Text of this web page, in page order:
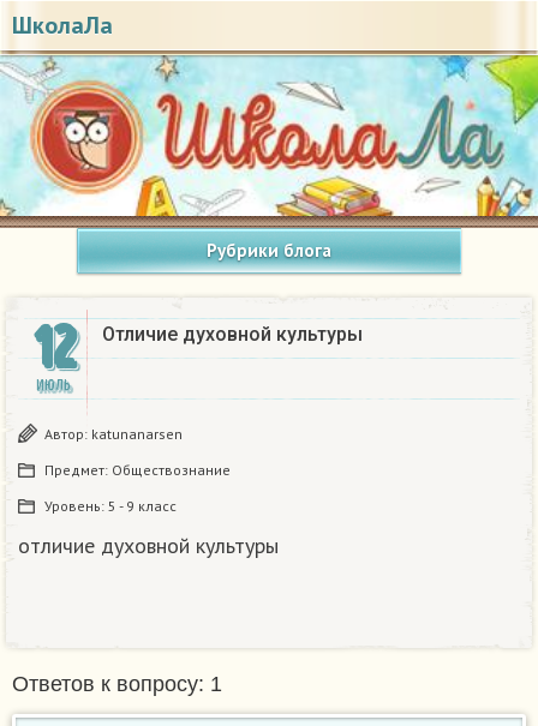
ШколаЛа
Рубрики блога
12
ИЮЛЬ
Отличие духовной культуры ​
Автор: katunanarsen
Предмет: Обществознание
Уровень: 5 - 9 класс
отличие духовной культуры
Ответов к вопросу: 1